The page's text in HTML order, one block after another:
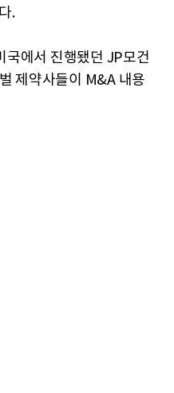
.
국에서 진행됐던 JP모건
제약사들이 M&A 내용